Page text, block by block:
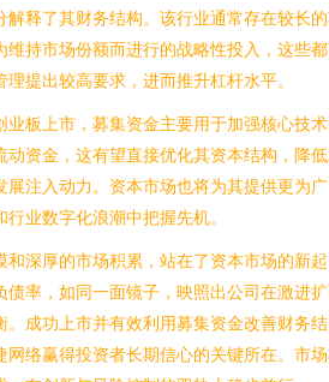
释了其财务结构。该行业通常存在较长
持市场份额而进行的战略性投入，这些
提出较高要求，进而推升杠杆水平。
板上市，募集资金主要用于加强核心技
资金，这有望直接优化其资本结构，降
注入动力。资本市场也将为其提供更为
业数字化浪潮中把握先机。
深厚的市场积累，站在了资本市场的新起
率，如同一面镜子，映照出公司在激进
成功上市并有效利用募集资金改善财务结
络赢得投资者长期信心的关键所在。市